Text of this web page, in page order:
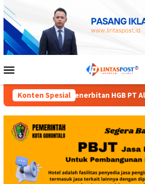
Loncat
ke
konten
Mobile
Konten Spesial
PT Alif Satya Perkasa di Kota Gorontalo